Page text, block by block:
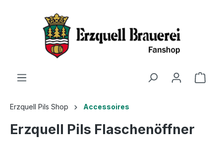
Erzquell Pils Shop Accessoires
Erzquell Pils Flaschenöffner